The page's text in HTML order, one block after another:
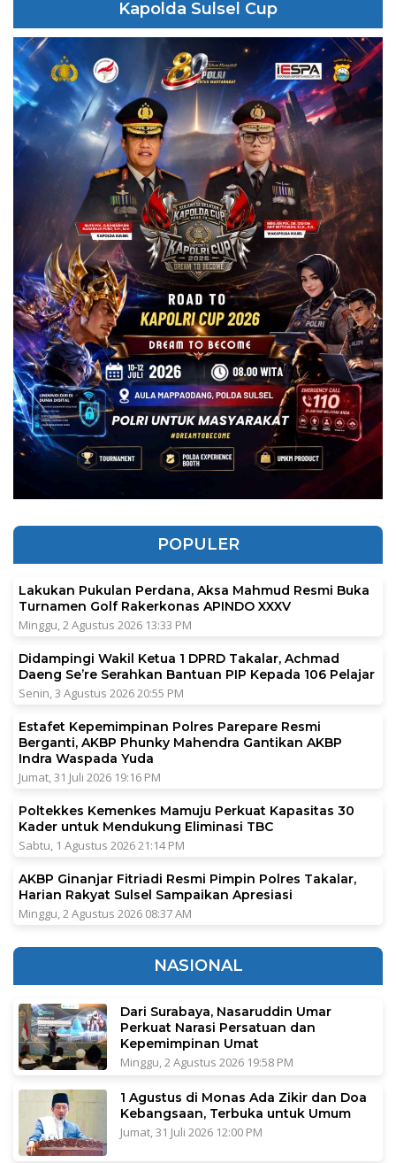
Kapolda Sulsel Cup
POPULER
Lakukan Pukulan Perdana, Aksa Mahmud Resmi Buka
Turnamen Golf Rakerkonas APINDO XXXV
Minggu, 2 Agustus 2026 13:33 PM
Didampingi Wakil Ketua 1 DPRD Takalar, Achmad
Daeng Se’re Serahkan Bantuan PIP Kepada 106 Pelajar
Senin, 3 Agustus 2026 20:55 PM
Estafet Kepemimpinan Polres Parepare Resmi
Berganti, AKBP Phunky Mahendra Gantikan AKBP
Indra Waspada Yuda
Jumat, 31 Juli 2026 19:16 PM
Poltekkes Kemenkes Mamuju Perkuat Kapasitas 30
Kader untuk Mendukung Eliminasi TBC
Sabtu, 1 Agustus 2026 21:14 PM
AKBP Ginanjar Fitriadi Resmi Pimpin Polres Takalar,
Harian Rakyat Sulsel Sampaikan Apresiasi
Minggu, 2 Agustus 2026 08:37 AM
NASIONAL
Dari Surabaya, Nasaruddin Umar
Perkuat Narasi Persatuan dan
Kepemimpinan Umat
Minggu, 2 Agustus 2026 19:58 PM
1 Agustus di Monas Ada Zikir dan Doa
Kebangsaan, Terbuka untuk Umum
Jumat, 31 Juli 2026 12:00 PM